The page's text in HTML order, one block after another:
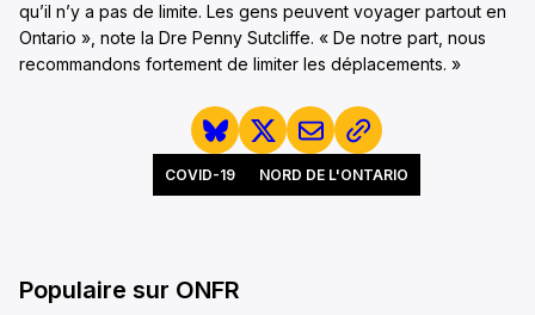
qu’il n’y a pas de limite. Les gens peuvent voyager partout en
Ontario », note la Dre Penny Sutcliffe. « De notre part, nous
recommandons fortement de limiter les déplacements. »
COVID-19 NORD DE L'ONTARIO
Populaire sur ONFR